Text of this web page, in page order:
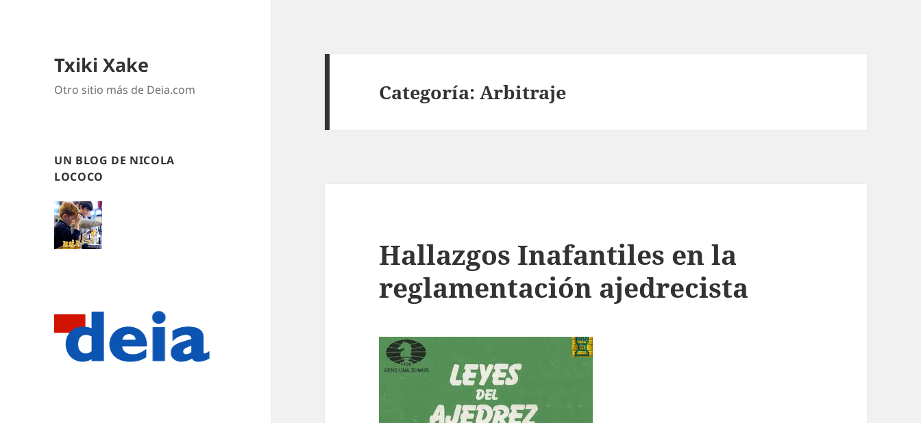
Txiki Xake
Otro sitio más de Deia.com
UN BLOG DE NICOLA
LOCOCO
Categoría:Arbitraje
Hallazgos Inafantiles en la
reglamentación ajedrecista